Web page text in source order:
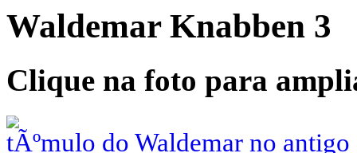
Waldemar Knabben 3
Clique na foto para
tÃºmulo do Waldemar no